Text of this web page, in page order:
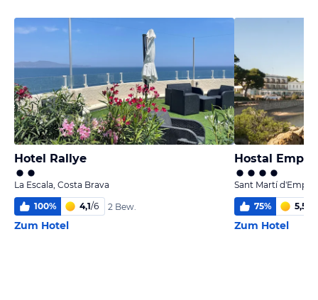
Hotel Rallye
La Escala, Costa Brava
100% 4,1/6 2 Bew.
Zum Hotel
Hostal
Sant Martí
75% 5,5
Zum Hotel